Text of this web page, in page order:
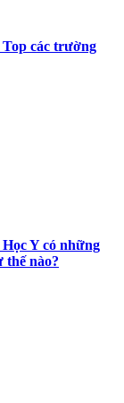
Top các trường
Học Y có những
thế nào?